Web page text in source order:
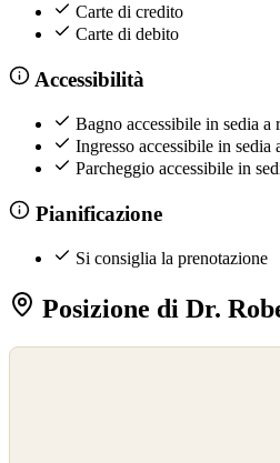
Carte di credito
Carte di debito
Accessibilità
Bagno accessibile in sedia a
Ingresso accessibile in sedia
Parcheggio accessibile in
Pianificazione
Si consiglia la prenotazione
Posizione di Dr.